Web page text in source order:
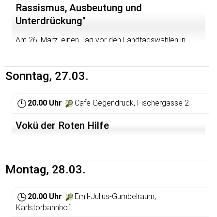
Rassismus, Ausbeutung und
Unterdrückung"
Am 26. März, einen Tag vor den Landtagswahlen in
Unterdrückung zu demonstrieren. Die Wahlen als
politisches Spektakel der parlamentarischen
der Nazis zu kämpfen, gleichzeitig aber eine Kritik an
Staat, Nation und Kapitalismus deutlich zu machen. Den
mannheim.de/archiv/110223Aufruf_Enough_is_enough.h
Sonntag, 27.03.
20.00 Uhr Cafe Gegendruck, Fischergasse 2
Vokü der Roten Hilfe
Montag, 28.03.
20.00 Uhr
Emil-Julius-Gumbelraum,
Karlstorbahnhof